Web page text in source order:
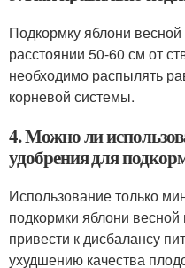
Подкормку яблони
расстоянии 50-60 см от
необходимо распылять
корневой системы.
4. Можно ли
удобрения для
Использование только
подкормки яблони
привести к дисбалансу
ухудшению качества